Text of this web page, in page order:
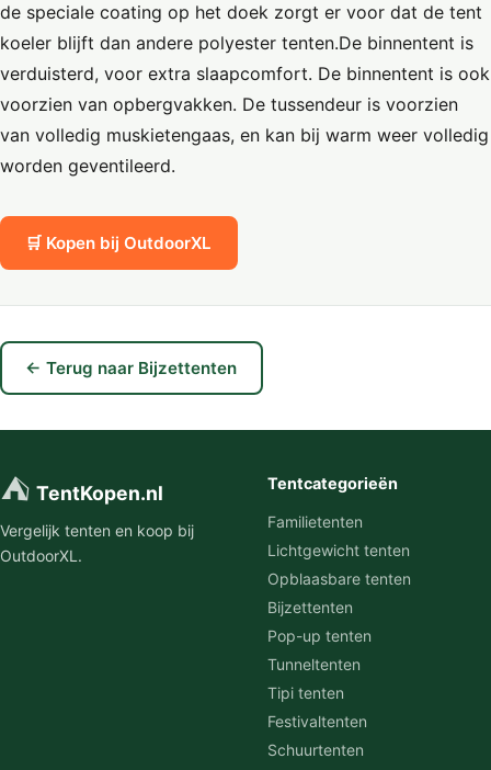
de speciale coating op het doek zorgt er voor dat de tent
koeler blijft dan andere polyester tenten.De binnentent is
verduisterd, voor extra slaapcomfort. De binnentent is ook
voorzien van opbergvakken. De tussendeur is voorzien
van volledig muskietengaas, en kan bij warm weer volledig
worden geventileerd.
🛒 Kopen bij OutdoorXL
← Terug naar Bijzettenten
⛺ TentKopen.nl
Vergelijk tenten en koop bij
OutdoorXL.
Tentcategorieën
Familietenten
Lichtgewicht tenten
Opblaasbare tenten
Bijzettenten
Pop-up tenten
Tunneltenten
Tipi tenten
Festivaltenten
Schuurtenten